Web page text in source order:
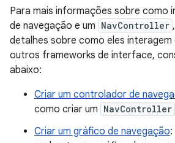
Para mais informações sobre como
de navegação e um NavController
detalhes sobre como eles
outros frameworks de interface,
abaixo:
Criar um controlador de
como criar um NavController
Criar um gráfico de navegação